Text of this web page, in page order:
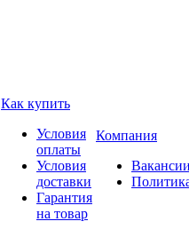
Как купить
Условия
оплаты
Условия
доставки
Гарантия
на товар
Компания